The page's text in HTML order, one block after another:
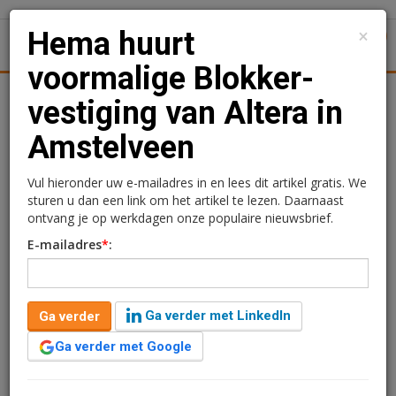
Juridisch | Fiscaal
Hema huurt voormalige
Blokker-vestiging van
Altera in Amstelveen
Vastgoedbelegger Altera heeft namens het Altera
Retail Fund met Hema een huurovereenkomst gesloten
voor winkelruimte in winkelcentrum Westwijk in
×
Hema huurt
voormalige Blokker-
vestiging van Altera in
Amstelveen
Vul hieronder uw e-mailadres in en lees dit artikel gratis. We
sturen u dan een link om het artikel te lezen. Daarnaast
ontvang je op werkdagen onze populaire nieuwsbrief.
E-mailadres*:
Ga verder
Ga verder met LinkedIn
Ga verder met Google